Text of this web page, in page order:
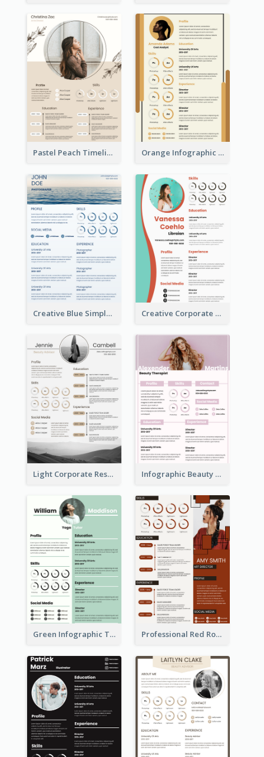
Pastel Peach Timeline Resume Orange Infographic Market Analyst Resume
Creative Blue Simple Resume Creative Corporate Teal Resume
Light Corporate Resume Infographic Beauty Consultant Resume
Green Infographic Teacher Resume Professional Red Rouge Resume